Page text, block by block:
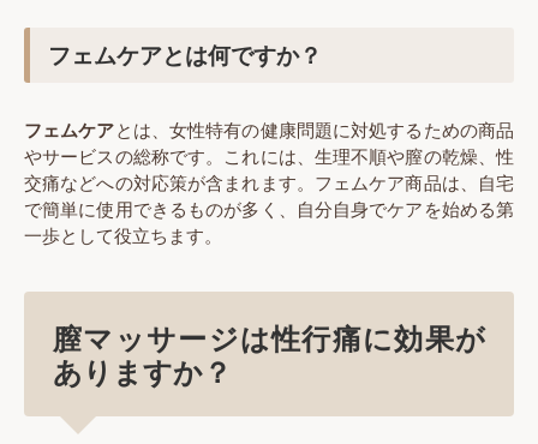
フェムケアとは何ですか？
フェムケアとは、女性特有の健康問題に対処するための商品
やサービスの総称です。これには、生理不順や膣の乾燥、性
交痛などへの対応策が含まれます。フェムケア商品は、自宅
で簡単に使用できるものが多く、自分自身でケアを始める第
一歩として役立ちます。
膣マッサージは性行痛に効果が
ありますか？